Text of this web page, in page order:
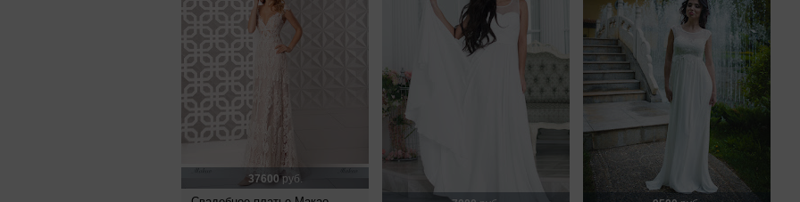
37600руб.